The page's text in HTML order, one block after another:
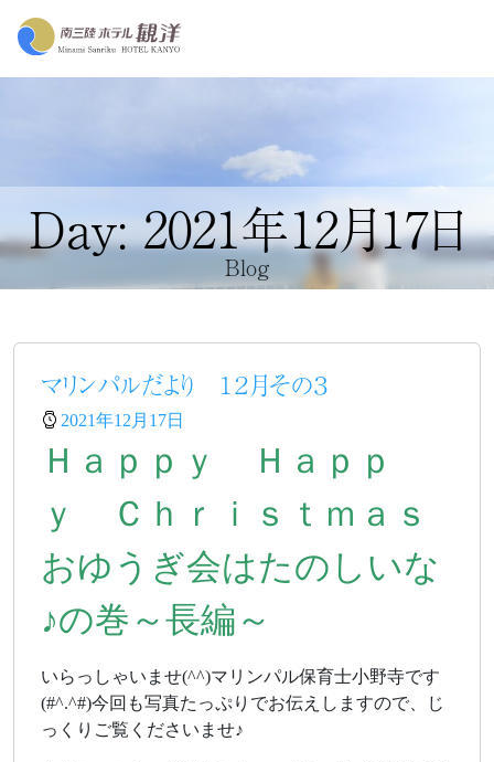
Day: 2021年12月17日
Blog
マリンパルだより １２月その３
2021年12月17日
Ｈａｐｐｙ Ｈａｐｐ
ｙ Ｃｈｒｉｓｔｍａｓ
おゆうぎ会はたのしいな
♪の巻～長編～
いらっしゃいませ(^^)マリンパル保育士小野寺です
(#^.^#)今回も写真たっぷりでお伝えしますので、じ
っくりご覧くださいませ♪